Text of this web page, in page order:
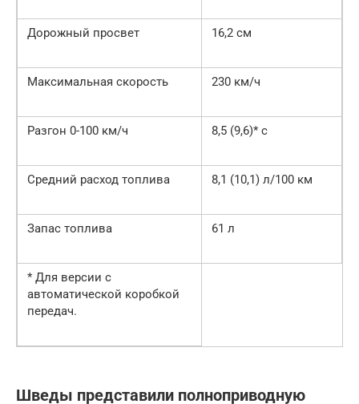
Дорожный просвет 16,2 см
Максимальная скорость 230 км/ч
Разгон 0-100 км/ч 8,5 (9,6)* с
Средний расход топлива 8,1 (10,1) л/100 км
Запас топлива 61 л
* Для версии с
автоматической коробкой
передач.
Шведы представили полноприводную